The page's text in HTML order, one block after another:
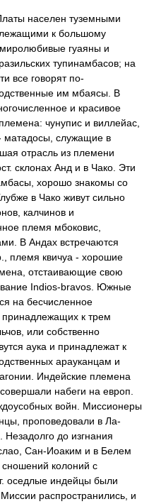
населен туземными
к большому
гуаяны и
тупинамбасов; на
все говорят по-
им мбаясы. В
и красивое
чунупис и виллейас
матадосы , служащие в
отрасль из племени
склонах Анд и в Чако. Эти
, хорошо знакомы со
в Чако живут сильно
калчинов и
племя мбоковис
В Андах встречаются
племя квичуа - хорошие
отстаивающие свою
Indios-bravos. Южные
на бесчисленное
принадлежащих к трем
, или собственно
аука и принадлежат к
арауканцам и
Индейские племена
набеги на европ.
войн. Миссионеры
проповедовали в Ла-
до изгнания
Сан-Иоаким и в Белем
колоний с
оседлые индейцы были
распространились, и